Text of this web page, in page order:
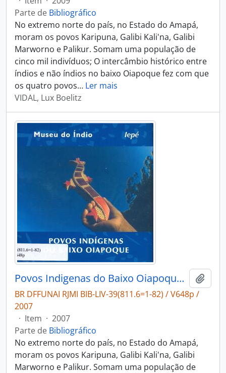
Parte de Bibliográfico
No extremo norte do país, no Estado do Amapá,
moram os povos Karipuna, Galibi Kali'na, Galibi
Marworno e Palikur. Somam uma população de
cinco mil indivíduos; O intercâmbio histórico entre
índios e não índios no baixo Oiapoque fez com que
os quatro povos… Ler mais
VIDAL, Lux Boelitz
Povos Indigenas do Baixo Oiapoque: o encontro das águas, o encruzo dos saberes e a arte de viver.
BR DFFUNAI RJMI BIB-LIV-39(811.6=1-82) / V648p /
2007
· Item · 2007
Parte de Bibliográfico
No extremo norte do país, no Estado do Amapá,
moram os povos Karipuna, Galibi Kali'na, Galibi
Marworno e Palikur. Somam uma população de